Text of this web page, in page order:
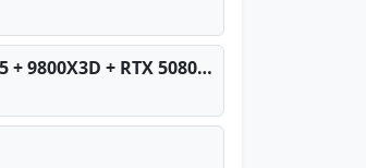
PC TOP en tiempos de Crisis DDR5 + 9800X3D + RTX 5080 [2026][2400€]